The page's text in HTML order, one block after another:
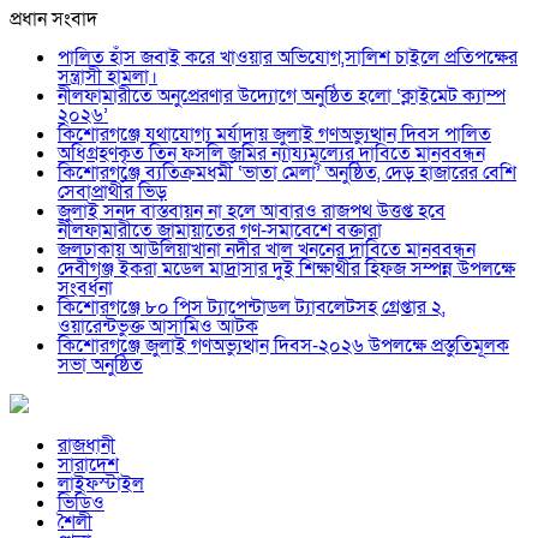
প্রধান সংবাদ
পালিত হাঁস জবাই করে খাওয়ার অভিযোগ,সালিশ চাইলে প্রতিপক্ষের
সন্ত্রাসী হামলা।
নীলফামারীতে অনুপ্রেরণার উদ্যোগে অনুষ্ঠিত হলো ‘ক্লাইমেট ক্যাম্প
২০২৬’
কিশোরগঞ্জে যথাযোগ্য মর্যাদায় জুলাই গণঅভ্যুত্থান দিবস পালিত
অধিগ্রহণকৃত তিন ফসলি জমির ন্যায্যমূল্যের দাবিতে মানববন্ধন
কিশোরগঞ্জে ব্যতিক্রমধর্মী ‘ভাতা মেলা’ অনুষ্ঠিত, দেড় হাজারের বেশি
সেবাপ্রার্থীর ভিড়
জুলাই সনদ বাস্তবায়ন না হলে আবারও রাজপথ উত্তপ্ত হবে
নীলফামারীতে জামায়াতের গণ-সমাবেশে বক্তারা
জলঢাকায় আউলিয়াখানা নদীর খাল খননের দাবিতে মানববন্ধন
দেবীগঞ্জ ইকরা মডেল মাদ্রাসার দুই শিক্ষার্থীর হিফজ সম্পন্ন উপলক্ষে
সংবর্ধনা
কিশোরগঞ্জে ৮০ পিস ট্যাপেন্টাডল ট্যাবলেটসহ গ্রেপ্তার ২,
ওয়ারেন্টভুক্ত আসামিও আটক
কিশোরগঞ্জে জুলাই গণঅভ্যুত্থান দিবস-২০২৬ উপলক্ষে প্রস্তুতিমূলক
সভা অনুষ্ঠিত
রাজধানী
সারাদেশ
লাইফস্টাইল
ভিডিও
শৈলী